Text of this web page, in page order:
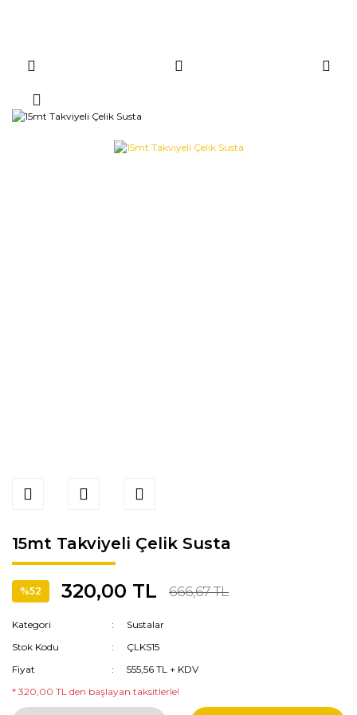
15mt Takviyeli Çelik Susta
%52 320,00 TL 666,67 TL
Kategori
Sustalar
Stok Kodu
ÇLKS15
Fiyat
555,56 TL + KDV
* 320,00 TL den başlayan taksitlerle!